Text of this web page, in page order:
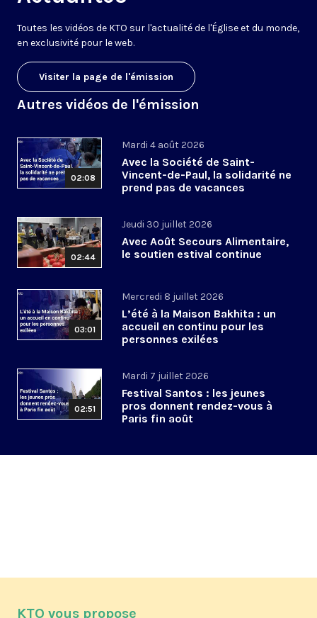
Toutes les vidéos de KTO sur l'actualité de l'Église et du monde,
en exclusivité pour le web.
Visiter la page de l'émission
Autres vidéos de l'émission
02:08
Mardi 4 août 2026
Avec la Société de Saint-
Vincent-de-Paul, la solidarité ne
prend pas de vacances
02:44
Jeudi 30 juillet 2026
Avec Août Secours Alimentaire,
le soutien estival continue
03:01
Mercredi 8 juillet 2026
L’été à la Maison Bakhita : un
accueil en continu pour les
personnes exilées
02:51
Mardi 7 juillet 2026
Festival Santos : les jeunes
pros donnent rendez-vous à
Paris fin août
KTO vous propose